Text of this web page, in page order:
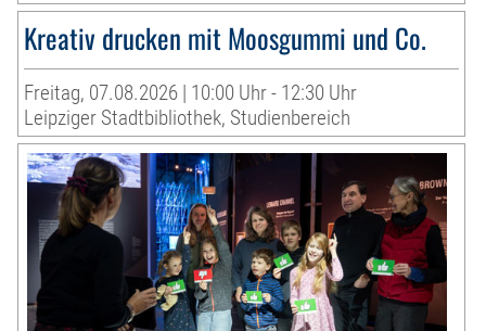
Kreativ drucken mit Moosgummi und Co.
Freitag, 07.08.2026 | 10:00 Uhr - 12:30 Uhr
Leipziger Stadtbibliothek, Studienbereich